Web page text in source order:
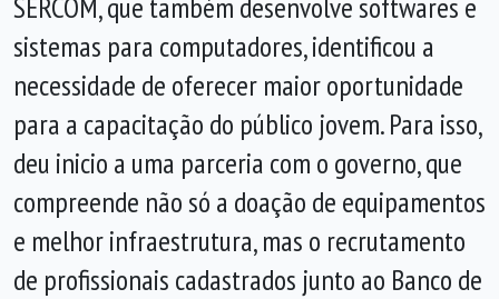
sistemas para computadores, identificou a
necessidade de oferecer maior oportunidade
para a capacitação do público jovem. Para isso,
deu inicio a uma parceria com o governo, que
compreende não só a doação de equipamentos
e melhor infraestrutura, mas o recrutamento
de profissionais cadastrados junto ao Banco de